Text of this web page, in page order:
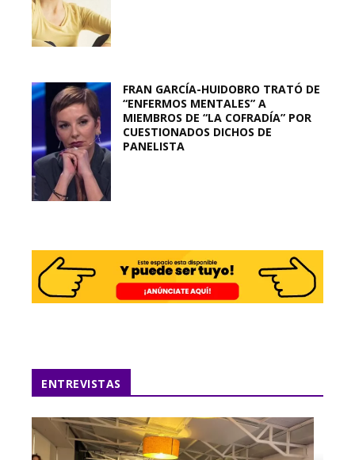
FRAN GARCÍA-HUIDOBRO TRATÓ DE
“ENFERMOS MENTALES” A
MIEMBROS DE “LA COFRADÍA” POR
CUESTIONADOS DICHOS DE
PANELISTA
ENTREVISTAS